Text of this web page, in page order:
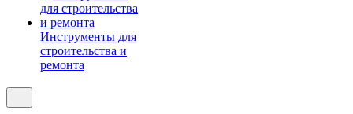
Инструменты для
строительства и
ремонта